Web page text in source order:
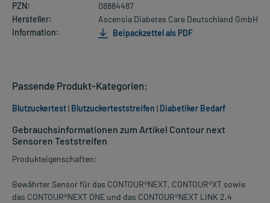
PZN:
08884487
Hersteller:
Ascensia Diabetes Care Deutschland GmbH
Information:
Beipackzettel als PDF
Gebrauchsinformationen zum Artikel Contour next
Sensoren Teststreifen
Produkteigenschaften:
Bewährter Sensor für das CONTOUR®NEXT, CONTOUR®XT sowie
das CONTOUR®NEXT ONE und das CONTOUR®NEXT LINK 2.4
Passende Produkt-Kategorien:
Blutzuckertest| Blutzuckerteststreifen | Diabetiker Bedarf